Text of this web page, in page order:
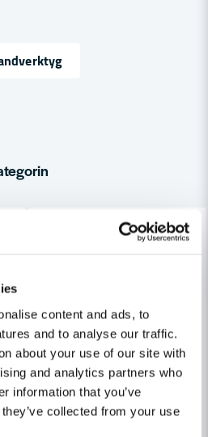
content and ads, to
and to analyse our traffic.
about your use of our site with
and analytics partners who
information that you’ve
collected from your use
fråga
2-Rad Mässing
OSBORN
Osborn Handstålborste Ergo